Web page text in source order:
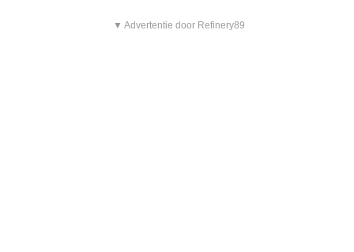
▼ Advertentie door Refinery89